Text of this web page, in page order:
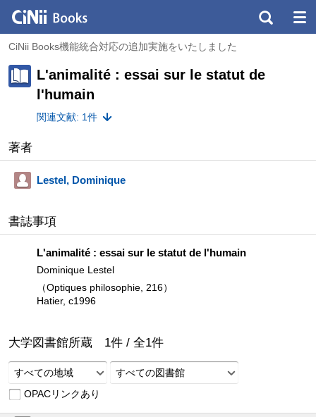
CiNii Books機能統合対応の追加実施をいたしました
L'animalité : essai sur le statut de
l'humain
関連文献: 1件
著者
Lestel, Dominique
書誌事項
L'animalité : essai sur le statut de l'humain
Dominique Lestel
（Optiques philosophie, 216）
Hatier, c1996
大学図書館所蔵 1件 / 全1件
すべての地域
すべての図書館
OPACリンクあり